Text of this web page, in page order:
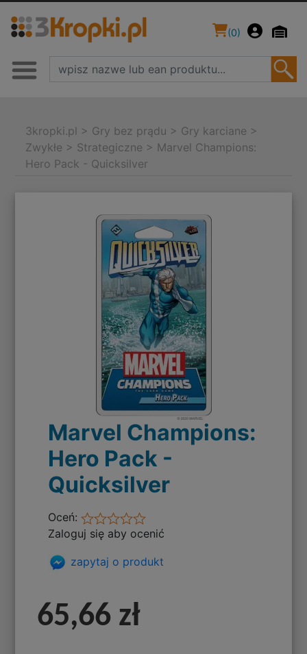
(0)
3kropki.pl > Gry bez prądu > Gry karciane >
Zwykłe > Strategiczne > Marvel Champions:
Hero Pack - Quicksilver
Marvel Champions:
Hero Pack -
Quicksilver
Oceń:
Zaloguj się aby ocenić
zapytaj o produkt
65,66 zł